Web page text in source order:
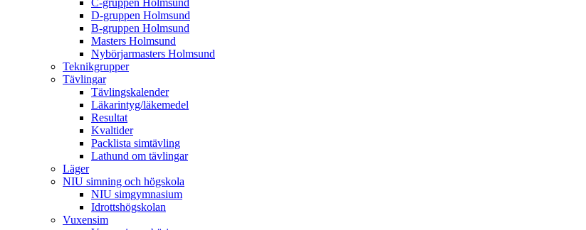
C-gruppen Holmsund
D-gruppen Holmsund
B-gruppen Holmsund
Masters Holmsund
Nybörjarmasters Holmsund
Teknikgrupper
Tävlingar
Tävlingskalender
Läkarintyg/läkemedel
Resultat
Kvaltider
Packlista simtävling
Lathund om tävlingar
Läger
NIU simning och högskola
NIU simgymnasium
Idrottshögskolan
Vuxensim